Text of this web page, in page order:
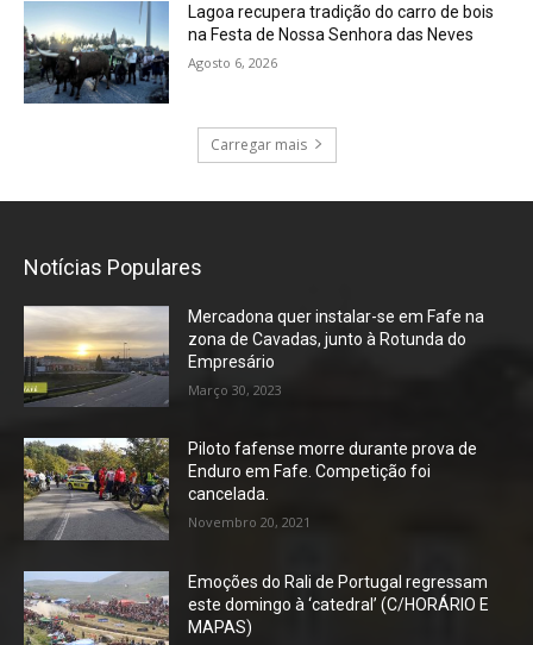
Lagoa recupera tradição do carro de bois
na Festa de Nossa Senhora das Neves
Agosto 6, 2026
Carregar mais
Notícias Populares
Mercadona quer instalar-se em Fafe na
zona de Cavadas, junto à Rotunda do
Empresário
Março 30, 2023
Piloto fafense morre durante prova de
Enduro em Fafe. Competição foi
cancelada.
Novembro 20, 2021
Emoções do Rali de Portugal regressam
este domingo à ‘catedral’ (C/HORÁRIO E
MAPAS)